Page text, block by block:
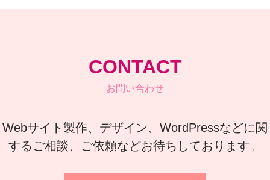
CONTACT
お問い合わせ
Webサイト製作、デザイン、WordPressなどに関
するご相談、ご依頼などお待ちしております。